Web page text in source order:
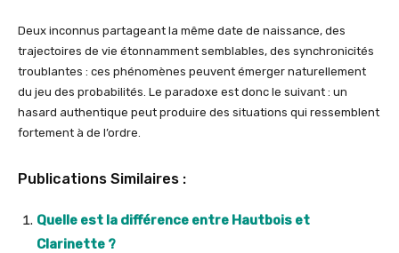
Deux inconnus partageant la même date de naissance, des
trajectoires de vie étonnamment semblables, des synchronicités
troublantes : ces phénomènes peuvent émerger naturellement
du jeu des probabilités. Le paradoxe est donc le suivant : un
hasard authentique peut produire des situations qui ressemblent
fortement à de l’ordre.
Publications Similaires :
Quelle est la différence entre Hautbois et
Clarinette ?